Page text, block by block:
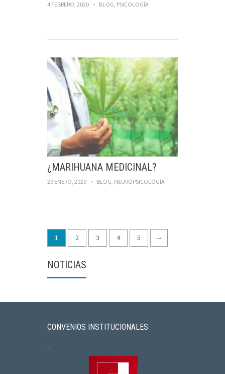
4 FEBRERO, 2020 BLOG, PSICOLOGÍA
¿MARIHUANA MEDICINAL?
29 ENERO, 2020 BLOG NEUROPSICOLOGÍA
1 2 3 4 5
NOTICIAS
CONVENIOS INSTITUCIONALES
<